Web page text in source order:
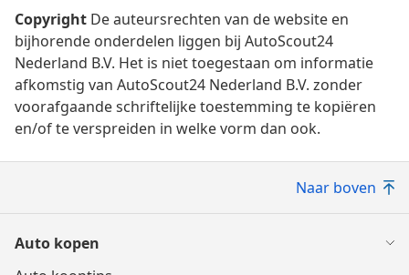
Copyright De auteursrechten van de website en
bijhorende onderdelen liggen bij AutoScout24
Nederland B.V. Het is niet toegestaan om informatie
afkomstig van AutoScout24 Nederland B.V. zonder
voorafgaande schriftelijke toestemming te kopiëren
en/of te verspreiden in welke vorm dan ook.
Naar boven
Auto kopen